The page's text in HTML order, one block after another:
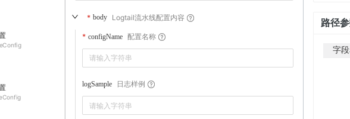
body Logtail流水线配置内容
configName 配置名称
logSample 日志样例
路径
字